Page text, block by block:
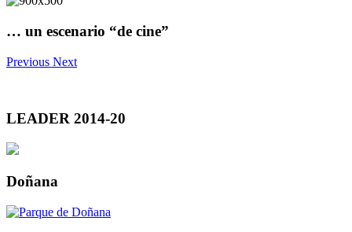
… un escenario “de cine”
Previous Next
LEADER 2014-20
Doñana